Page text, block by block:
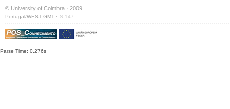
© University of Coimbra · 2009
Portugal/WEST GMT · S:147
Parse Time: 0.276s